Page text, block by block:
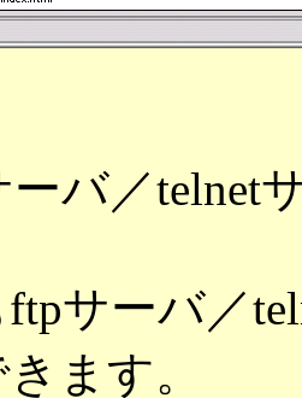
ーバ／telnet
サーバ／
ます。